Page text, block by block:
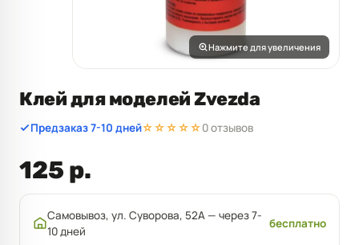
Нажмите для увеличения
Клей для моделей Zvezda
Предзаказ 7-10 дней☆☆☆☆☆0 отзывов
125 р.
Самовывоз, ул. Суворова, 52А — через 7-
10 дней
бесплатно